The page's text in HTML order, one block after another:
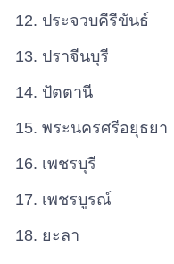
ประจวบคีรีขันธ์
ปราจีนบุรี
ปัตตานี
พระนครศรีอยุธยา
เพชรบุรี
เพชรบูรณ์
ยะลา